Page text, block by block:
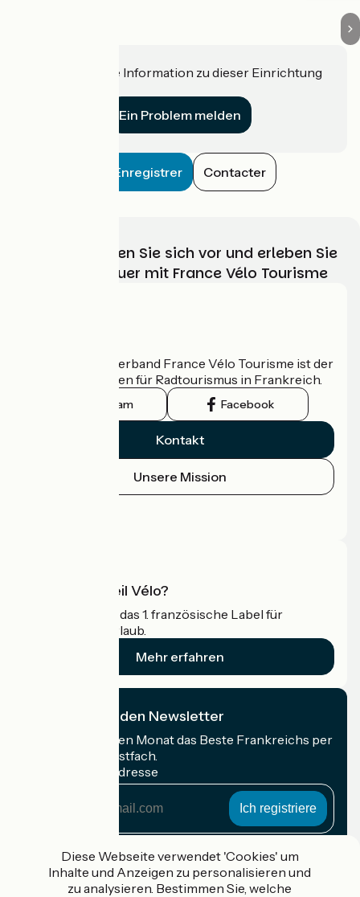
Haben Sie eine Information zu dieser Einrichtung
Ein Problem melden
Enregistrer Contacter
Wählen, bereiten Sie sich vor und erleben Sie
Ihr Radabenteuer mit France Vélo Tourisme
Der nationale Verband France Vélo Tourisme ist der
offizielle Leitfaden für Radtourismus in Frankreich.
Instagram Facebook
Kontakt
Unsere Mission
Was ist Accueil Vélo?
Accueil Vélo ist das 1. französische Label für
Radfahrer im Urlaub.
Mehr erfahren
Ich abonniere den Newsletter
Erhalten Sie jeden Monat das Beste Frankreichs per
Rad in Ihrem Postfach.
Meine E-Mail-Adresse
Adresse
Gefördert im Rahmen von Destination France
Diese Webseite verwendet 'Cookies' um
Inhalte und Anzeigen zu personalisieren und
zu analysieren. Bestimmen Sie, welche